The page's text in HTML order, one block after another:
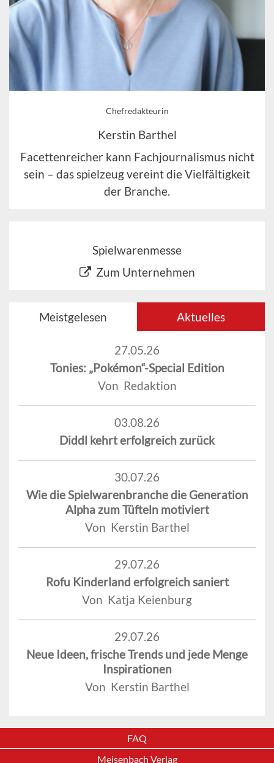
Chefredakteurin
Kerstin Barthel
Facettenreicher kann Fachjournalismus nicht
sein – das spielzeug vereint die Vielfältigkeit
der Branche.
Spielwarenmesse
Zum Unternehmen
Meistgelesen Aktuelles
27.05.26
Tonies: „Pokémon“-Special Edition
Von Redaktion
03.08.26
Diddl kehrt erfolgreich zurück
30.07.26
Wie die Spielwarenbranche die Generation
Alpha zum Tüfteln motiviert
Von Kerstin Barthel
29.07.26
Rofu Kinderland erfolgreich saniert
Von Katja Keienburg
29.07.26
Neue Ideen, frische Trends und jede Menge
Inspirationen
Von Kerstin Barthel
FAQ
Meisenbach Verlag